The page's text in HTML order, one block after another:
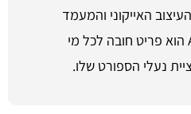
האייקוני והמעמד
האגדי שלו, ה-Air Force 1 הוא פריט חובה לכל מי
נעלי הספורט שלו.